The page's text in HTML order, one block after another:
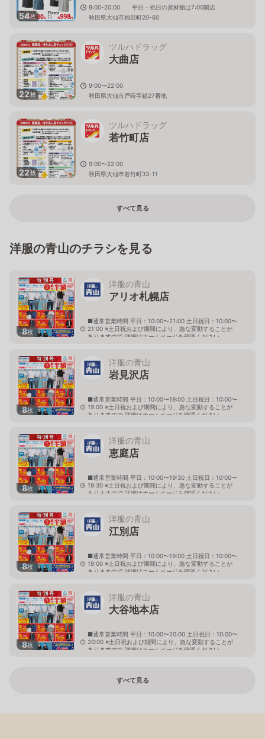
54枚
9:00-20:00 平日・祝日の資材館は7:00開店
秋田県大仙市福田町20-60
22枚
ツルハドラッグ
大曲店
9:00〜22:00
秋田県大仙市戸蒔字錨27番地
22枚
ツルハドラッグ
若竹町店
9:00〜22:00
秋田県大仙市若竹町33-11
すべて見る
洋服の青山のチラシを見る
8枚
洋服の青山
アリオ札幌店
■通常営業時間 平日：10:00〜21:00 土日祝日：10:00〜
21:00 ※土日祝および期間により、急な変動することが
ありますので 詳細はホームページを確認ください
8枚
洋服の青山
岩見沢店
■通常営業時間 平日：10:00〜19:00 土日祝日：10:00〜
19:00 ※土日祝および期間により、急な変動することが
ありますので 詳細はホームページを確認ください
8枚
洋服の青山
恵庭店
■通常営業時間 平日：10:00〜19:30 土日祝日：10:00〜
19:30 ※土日祝および期間により、急な変動することが
ありますので 詳細はホームページを確認ください
8枚
洋服の青山
江別店
■通常営業時間 平日：10:00〜19:00 土日祝日：10:00〜
19:00 ※土日祝および期間により、急な変動することが
ありますので 詳細はホームページを確認ください
8枚
洋服の青山
大谷地本店
■通常営業時間 平日：10:00〜20:00 土日祝日：10:00〜
20:00 ※土日祝および期間により、急な変動することが
ありますので 詳細はホームページを確認ください
すべて見る